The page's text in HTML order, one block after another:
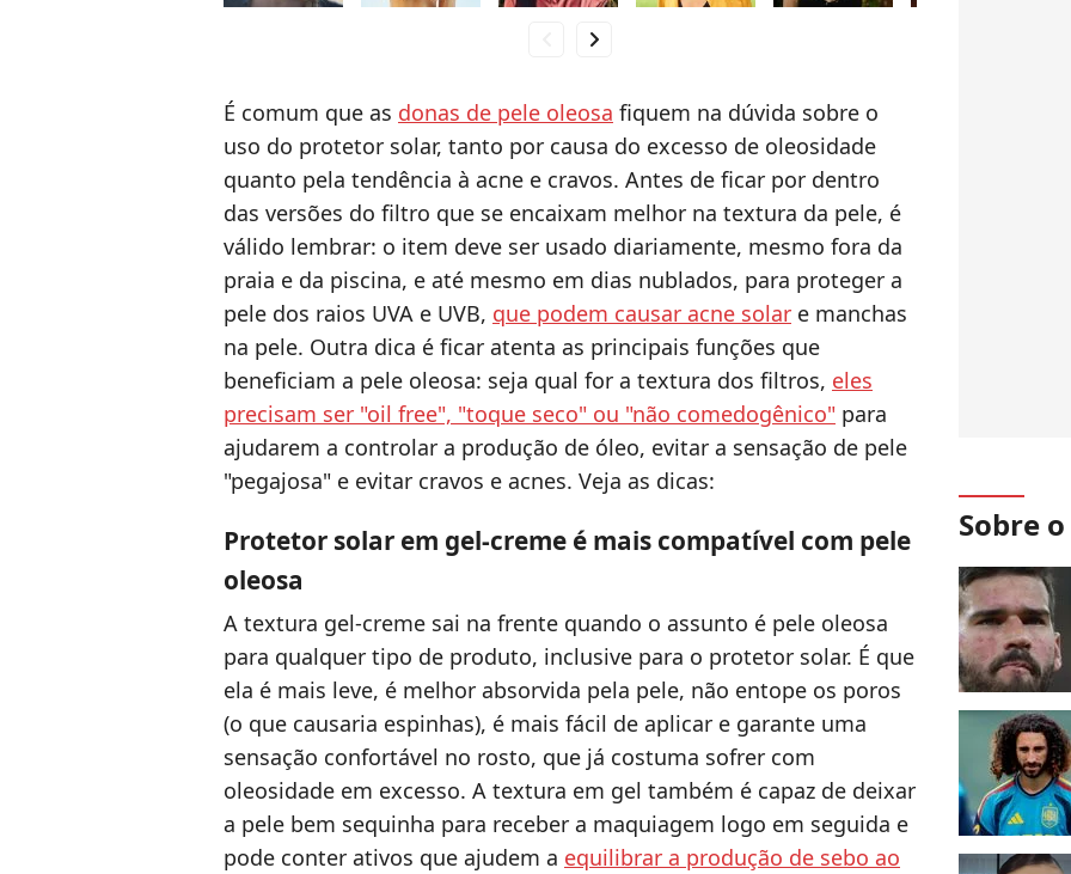
chevron_right
É comum que as donas de pele oleosa fiquem na dúvida sobre o
uso do protetor solar, tanto por causa do excesso de oleosidade
quanto pela tendência à acne e cravos. Antes de ficar por dentro
das versões do filtro que se encaixam melhor na textura da pele, é
válido lembrar: o item deve ser usado diariamente, mesmo fora da
praia e da piscina, e até mesmo em dias nublados, para proteger a
pele dos raios UVA e UVB, que podem causar acne solar e manchas
na pele. Outra dica é ficar atenta as principais funções que
beneficiam a pele oleosa: seja qual for a textura dos filtros, eles
precisam ser "oil free", "toque seco" ou "não comedogênico" para
ajudarem a controlar a produção de óleo, evitar a sensação de pele
"pegajosa" e evitar cravos e acnes. Veja as dicas:
Protetor solar em gel-creme é mais compatível com pele
oleosa
A textura gel-creme sai na frente quando o assunto é pele oleosa
para qualquer tipo de produto, inclusive para o protetor solar. É que
ela é mais leve, é melhor absorvida pela pele, não entope os poros
(o que causaria espinhas), é mais fácil de aplicar e garante uma
sensação confortável no rosto, que já costuma sofrer com
oleosidade em excesso. A textura em gel também é capaz de deixar
a pele bem sequinha para receber a maquiagem logo em seguida e
pode conter ativos que ajudem a equilibrar a produção de sebo ao
Sobre